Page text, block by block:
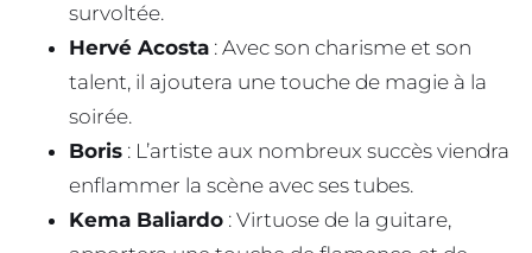
survoltée.
Hervé Acosta : Avec son charisme et son
talent, il ajoutera une touche de magie à la
soirée.
Boris : L’artiste aux nombreux succès viendra
enflammer la scène avec ses tubes.
Kema Baliardo : Virtuose de la guitare,